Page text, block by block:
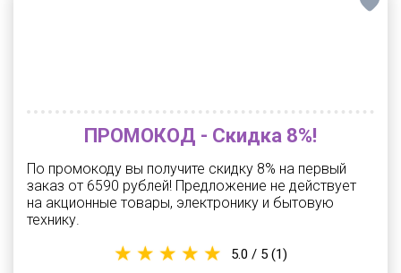
ПРОМОКОД - Скидка 8%!
По промокоду вы получите скидку 8% на первый
заказ от 6590 рублей! Предложение не действует
на акционные товары, электронику и бытовую
технику.
5.0 / 5 (1)